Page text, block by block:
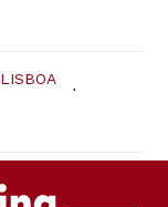
LISBOA